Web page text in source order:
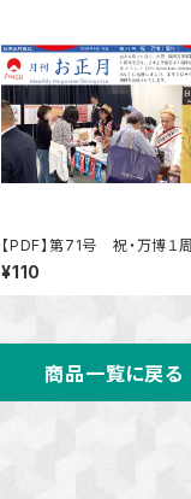
【PDF】第71号 祝・万博１
¥110
商品一覧に戻る